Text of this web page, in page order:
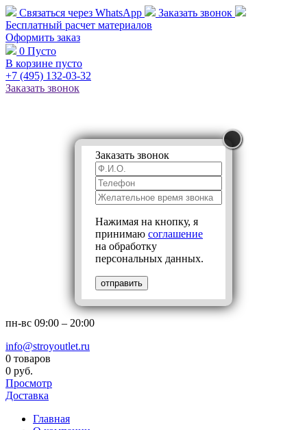
Связаться через WhatsApp
Заказать звонок
Бесплатный расчет материалов
Оформить заказ
0 Пусто
В корзине пусто
+7 (495) 132-03-32
Заказать звонок
Заказать звонок
Нажимая на кнопку, я
принимаю соглашение
на обработку
персональных данных.
отправить
пн-вс 09:00 – 20:00
info@stroyoutlet.ru
0 товаров
0 руб.
Просмотр
Доставка
Главная